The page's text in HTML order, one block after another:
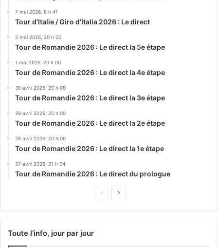
7 mai 2026, 8 h 41
Tour d’Italie / Giro d’Italia 2026 : Le direct
2 mai 2026, 20 h 00
Tour de Romandie 2026 : Le direct la 5e étape
1 mai 2026, 20 h 00
Tour de Romandie 2026 : Le direct la 4e étape
30 avril 2026, 20 h 00
Tour de Romandie 2026 : Le direct la 3e étape
29 avril 2026, 20 h 00
Tour de Romandie 2026 : Le direct la 2e étape
28 avril 2026, 20 h 00
Tour de Romandie 2026 : Le direct la 1e étape
27 avril 2026, 21 h 04
Tour de Romandie 2026 : Le direct du prologue
Page
Page
Toute l’info, jour par jour